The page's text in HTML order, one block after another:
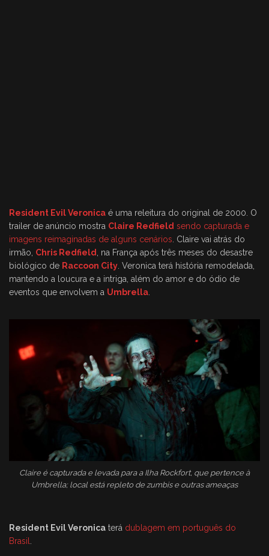
Resident Evil Veronica é uma releitura do original de 2000. O
trailer de anúncio mostra Claire Redfield sendo capturada e
imagens reimaginadas de alguns cenários. Claire vai atrás do
irmão, Chris Redfield, na França após três meses do desastre
biológico de Raccoon City. Veronica terá história remodelada,
mantendo a loucura e a intriga, além do amor e do ódio de
eventos que envolvem a Umbrella.
Claire é capturada e levada para a Ilha Rockfort, que pertence à
Umbrella; local está repleto de zumbis e outras ameaças
Resident Evil Veronica terá dublagem em português do
Brasil